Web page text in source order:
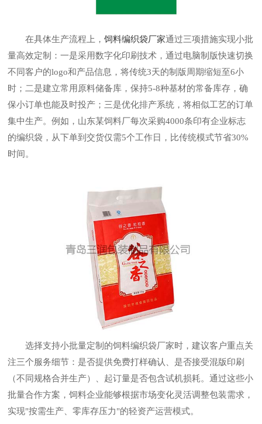
在具体生产流程上，饲料编织袋厂家通过三项措施实现小批
量高效定制：一是采用数字化印刷技术，通过电脑制版快速切换
不同客户的logo和产品信息，将传统3天的制版周期缩短至6小
时；二是建立常用原料储备库，保持5-8种基材的常备库存，确
保小订单也能及时投产；三是优化排产系统，将相似工艺的订单
集中生产。例如，山东某饲料厂每次采购4000条印有企业标志
的编织袋，从下单到交货仅需5个工作日，比传统模式节省30%
时间。
选择支持小批量定制的饲料编织袋厂家时，建议客户重点关
注三个服务细节：是否提供免费打样确认、是否接受混版印刷
（不同规格合并生产）、起订量是否包含试机损耗。通过这些小
批量合作方案，饲料企业能够根据市场变化灵活调整包装需求，
实现"按需生产、零库存压力"的轻资产运营模式。